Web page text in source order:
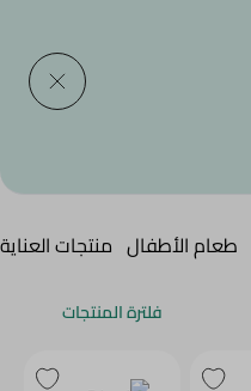
طعام الأطفال منتجات
فلترة المنتجات